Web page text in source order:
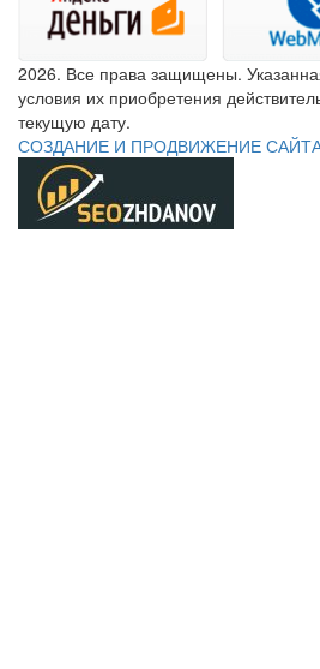
2026. Все права защищены.
условия их приобретения
текущую дату.
СОЗДАНИЕ И ПРОДВИЖЕНИЕ